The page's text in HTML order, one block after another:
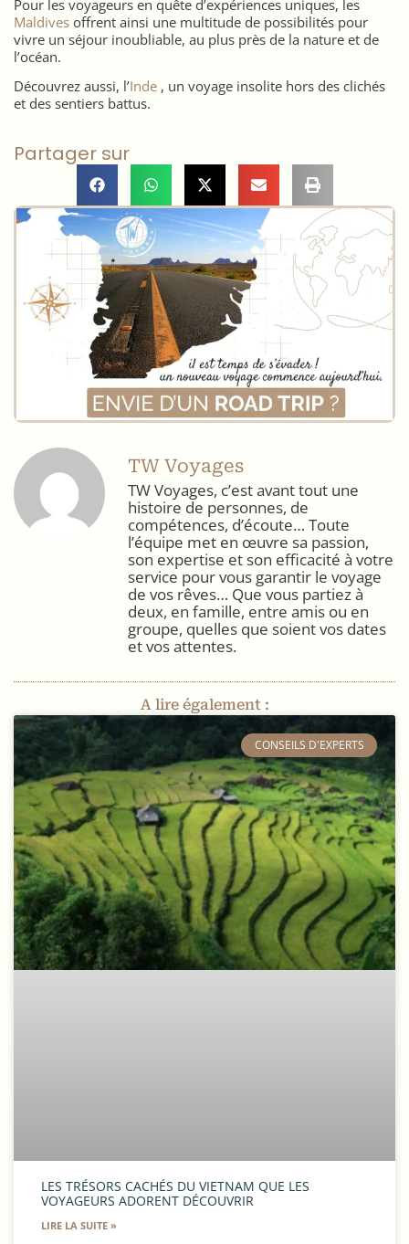
Pour les voyageurs en quête d’expériences uniques, les
Maldives offrent ainsi une multitude de possibilités pour
vivre un séjour inoubliable, au plus près de la nature et de
l’océan.
Découvrez aussi, l’Inde , un voyage insolite hors des clichés
et des sentiers battus.
Partager sur
TW Voyages
TW Voyages, c’est avant tout une
histoire de personnes, de
compétences, d’écoute… Toute
l’équipe met en œuvre sa passion,
son expertise et son efficacité à votre
service pour vous garantir le voyage
de vos rêves… Que vous partiez à
deux, en famille, entre amis ou en
groupe, quelles que soient vos dates
et vos attentes.
A lire également :
​CONSEILS D'EXPERTS
LES TRÉSORS CACHÉS DU VIETNAM QUE LES
VOYAGEURS ADORENT DÉCOUVRIR
LIRE LA SUITE »